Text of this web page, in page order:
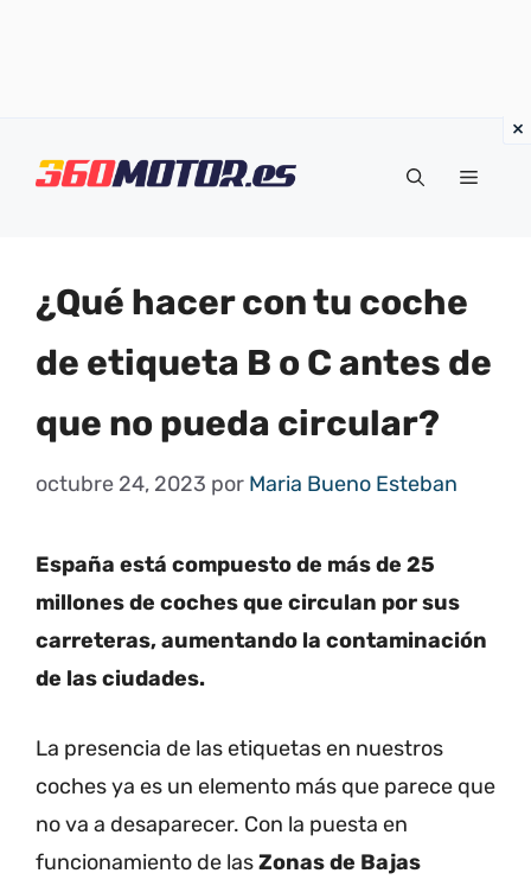
Menú
¿Qué hacer con tu coche
de etiqueta B o C antes de
que no pueda circular?
octubre 24, 2023 por Maria Bueno Esteban
España está compuesto de más de 25
millones de coches que circulan por sus
carreteras, aumentando la contaminación
de las ciudades.
La presencia de las etiquetas en nuestros
coches ya es un elemento más que parece que
no va a desaparecer. Con la puesta en
funcionamiento de lasZonas de Bajas